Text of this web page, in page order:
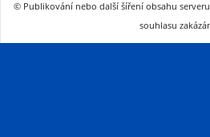
© Publikování nebo další šíření obsahu
souhlasu